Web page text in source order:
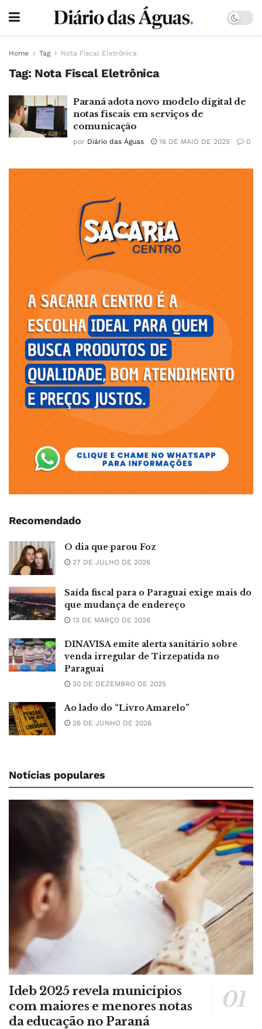
Home Tag Nota Fiscal Eletrônica
Tag: Nota Fiscal Eletrônica
Paraná adota novo modelo digital de
notas fiscais em serviços de
comunicação
por Diário das Águas 16 DE MAIO DE 2025 0
Recomendado
O dia que parou Foz
27 DE JULHO DE 2026
Saída fiscal para o Paraguai exige mais do
que mudança de endereço
13 DE MARÇO DE 2026
DINAVISA emite alerta sanitário sobre
venda irregular de Tirzepatida no
Paraguai
30 DE DEZEMBRO DE 2025
Ao lado do “Livro Amarelo”
26 DE JUNHO DE 2026
Notícias populares
Ideb 2025 revela municípios
com maiores e menores notas
da educação no Paraná